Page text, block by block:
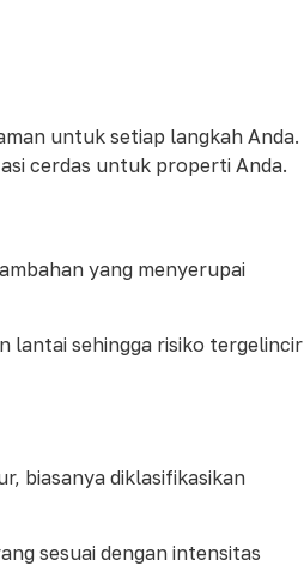
untuk setiap langkah Anda.
cerdas untuk properti Anda.
yang menyerupai
lantai sehingga risiko tergelincir
biasanya diklasifikasikan
sesuai dengan intensitas